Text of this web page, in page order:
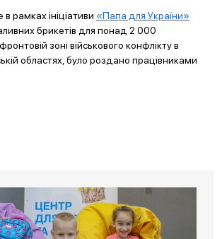
рамках ініціативи «Папа для України»
брикетів для понад 2 000
зоні військового конфлікту в
областях, було роздано працівниками